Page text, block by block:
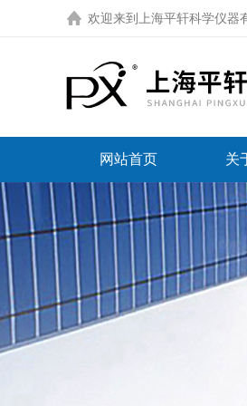
欢迎来到 上海平轩科学仪器
网站首页 关